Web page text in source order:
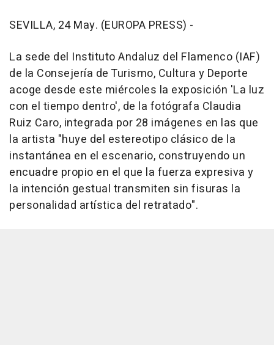
SEVILLA, 24 May. (EUROPA PRESS) -
La sede del Instituto Andaluz del Flamenco (IAF)
de la Consejería de Turismo, Cultura y Deporte
acoge desde este miércoles la exposición 'La luz
con el tiempo dentro', de la fotógrafa Claudia
Ruiz Caro, integrada por 28 imágenes en las que
la artista "huye del estereotipo clásico de la
instantánea en el escenario, construyendo un
encuadre propio en el que la fuerza expresiva y
la intención gestual transmiten sin fisuras la
personalidad artística del retratado".